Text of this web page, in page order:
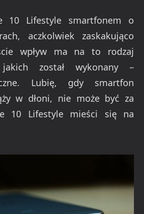
10 Lifestyle smartfonem o
aczkolwiek zaskakująco
wpływ ma na to rodzaj
został wykonany –
Lubię, gdy smartfon
w dłoni, nie może być za
10 Lifestyle mieści się na